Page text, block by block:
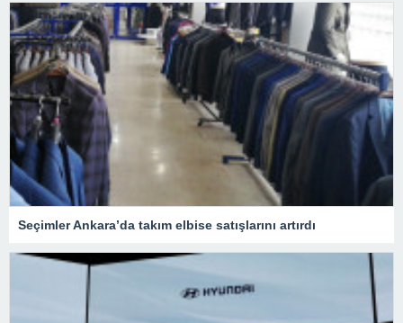
Seçimler Ankara’da takım elbise satışlarını artırdı